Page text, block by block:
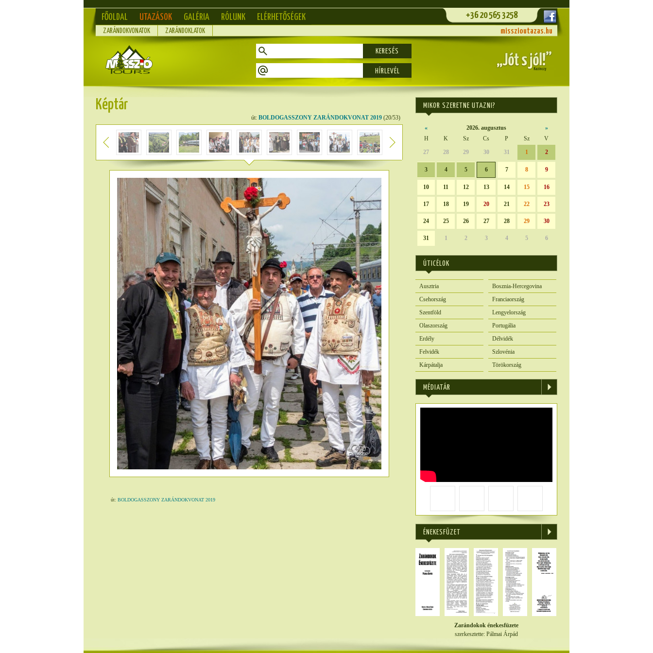
FŐOLDAL UTAZÁSOK GALÉRIA RÓLUNK ELÉRHETŐSÉGEK +36 20 565 3258
ZARÁNDOKVONATOK ZARÁNDOKLATOK misszioutazas.hu
KERESÉS
Képtár
út: BOLDOGASSZONY ZARÁNDOKVONAT 2019 (20/53)
út: BOLDOGASSZONY ZARÁNDOKVONAT 2019
MIKOR SZERETNE UTAZNI?
« 2026. augusztus
»
H
K Sz Cs P Sz
V
27
28 29 30 31 1 2
3 4 5 6 7 8 9
10 11 12 13 14 15 16
17 18 19 20 21 22 23
24 25 26 27 28 29 30
31 1 2 3 4 5 6
ÚTICÉLOK
Ausztria
Bosznia-Hercegovina
Csehország
Franciaország
Szentföld
Lengyelország
Olaszország
Portugália
Erdély
Délvidék
Felvidék
Szlovénia
Kárpátalja
Törökország
MÉDIATÁR
ÉNEKESFÜZET
Zarándokok énekesfüzete
szerkesztette: Pálmai Árpád